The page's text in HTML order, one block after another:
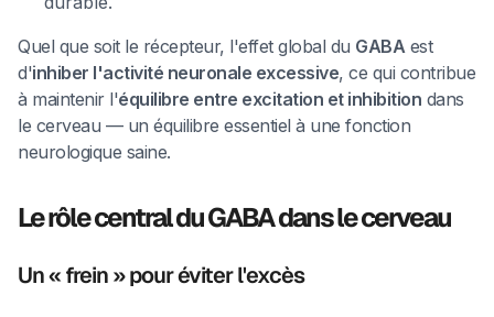
Quel que soit le récepteur, l'effet global du GABAest
d'inhiber l'activité neuronale excessive, ce qui contribue
à maintenir l'équilibre entre excitation et inhibition dans
le cerveau — un équilibre essentiel à une fonction
neurologique saine.
Le rôle central du GABA dans le cerveau
Un « frein » pour éviter l'excès